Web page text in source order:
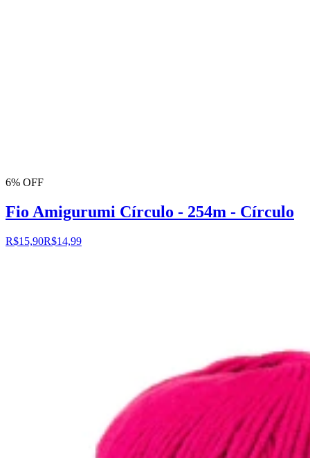
6% OFF
Fio Amigurumi Círculo - 254m - Círculo
R$15,90R$14,99